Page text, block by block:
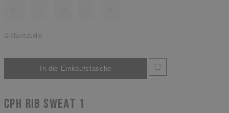
Größentabelle
CPH RIB SWEAT 1